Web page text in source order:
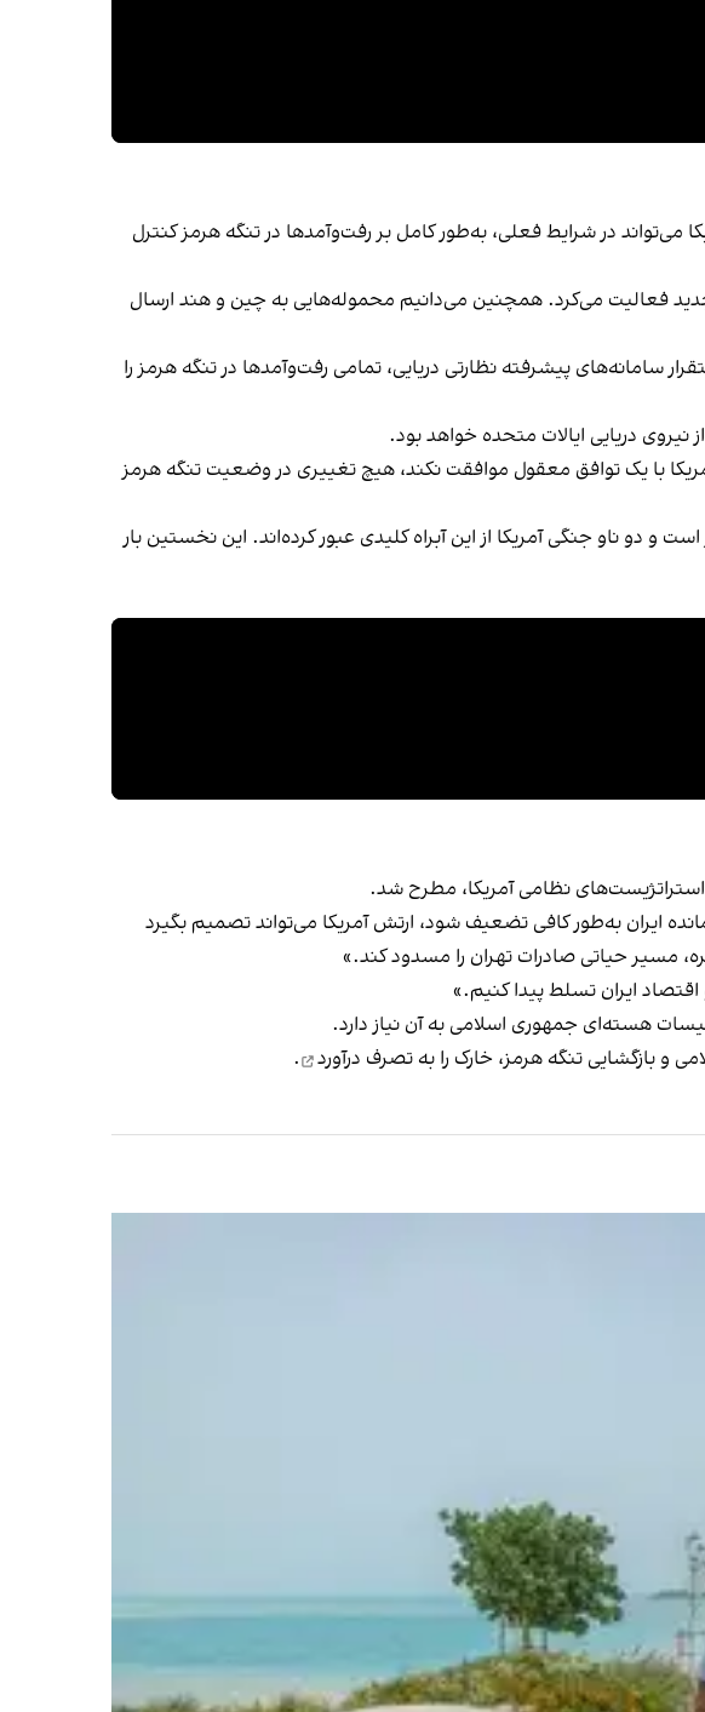
در شرایط فعلی، به‌طور کامل بر رفت‌وآمدها در تنگه هرمز کنترل
که با پرچم جدید فعالیت می‌کرد. همچنین می‌دانیم محموله‌هایی به چین و هند ارسال
سامانه‌های پیشرفته نظارتی دریایی، تمامی رفت‌وآمدها در تنگه هرمز را
نیروی دریایی ایالات متحده خواهد بود.
نوشت: «تا زمانی که آمریکا با یک توافق معقول موافقت نکند، هیچ تغییری در وضعیت تنگه هرمز
نخستین بار
نظامی آمریکا، مطرح شد.
ایران به‌طور کافی تضعیف شود، ارتش آمریکا می‌تواند تصمیم بگیرد
مسیر حیاتی صادرات تهران را مسدود کند.»
ایران تسلط پیدا کنیم.»
هسته‌ای جمهوری اسلامی به آن نیاز دارد.
و بازگشایی تنگه هرمز، خارک را به تصرف درآورد .